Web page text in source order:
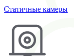
Статичные камеры